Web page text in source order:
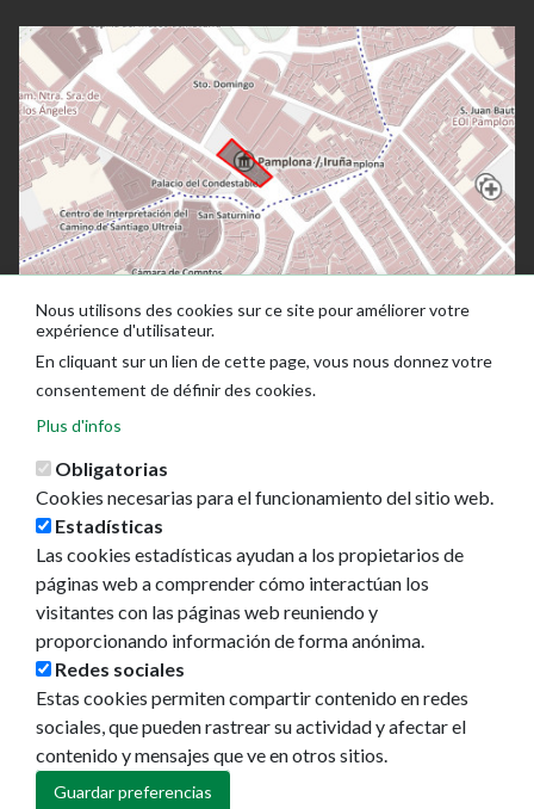
Ayuntamiento de Pamplona
Plaza Consistorial, s/n
31001 - Pamplona
948 420 100
pamplona@pamplona.es
Footer
menu
Aviso legal
Política de cookies
Política de privacidad
Nous utilisons des cookies sur ce site pour améliorer votre
expérience d'utilisateur.
En cliquant sur un lien de cette page, vous nous donnez votre
consentement de définir des cookies.
Plus d'infos
Obligatorias
Cookies necesarias para el funcionamiento del sitio web.
Estadísticas
Las cookies estadísticas ayudan a los propietarios de
páginas web a comprender cómo interactúan los
visitantes con las páginas web reuniendo y
proporcionando información de forma anónima.
Redes sociales
Estas cookies permiten compartir contenido en redes
sociales, que pueden rastrear su actividad y afectar el
contenido y mensajes que ve en otros sitios.
Guardar preferencias